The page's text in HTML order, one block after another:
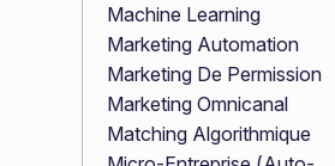
Machine Learning
Marketing Automation
Marketing De Permission
Marketing Omnicanal
Matching Algorithmique